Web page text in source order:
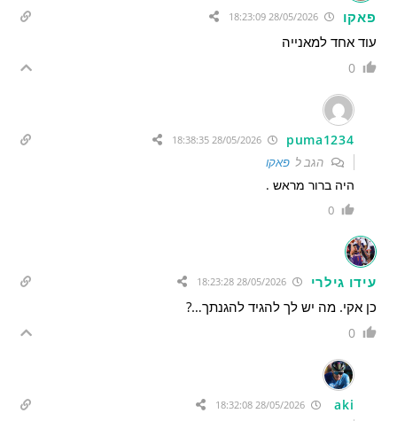
פאקו 28/05/2026 18:23:09
עוד אחד למאנייה
0
puma1234
28/05/2026 18:38:35
הגב לפאקו
היה ברור מראש .
0
עידו גילרי 28/05/2026 18:23:28
כן אקי. מה יש לך להגיד להגנתך…?
0
aki